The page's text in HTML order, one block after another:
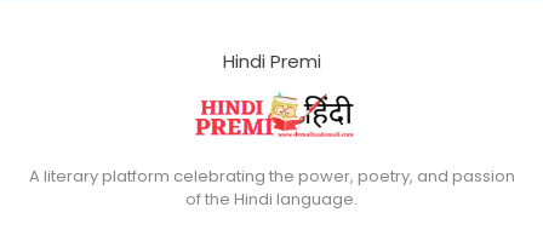
Hindi Premi
A literary platform celebrating the power, poetry, and passion
of the Hindi language.